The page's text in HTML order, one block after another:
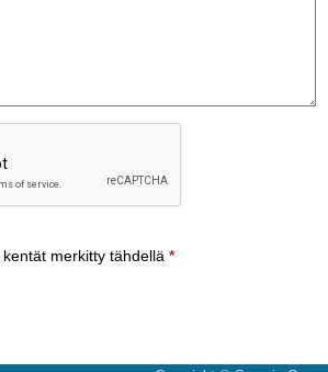
kentät merkitty tähdellä *